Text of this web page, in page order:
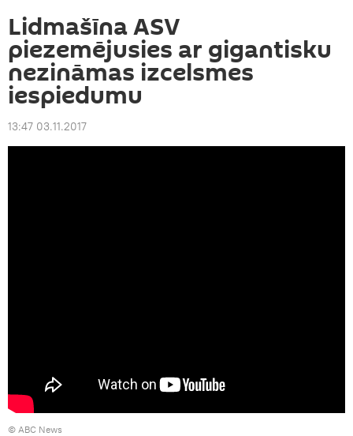
Lidmašīna ASV
piezemējusies ar gigantisku
nezināmas izcelsmes
iespiedumu
13:47 03.11.2017
© ABC News